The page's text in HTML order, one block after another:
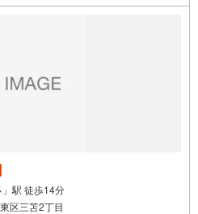
駅 徒歩14分
区三苫2丁目